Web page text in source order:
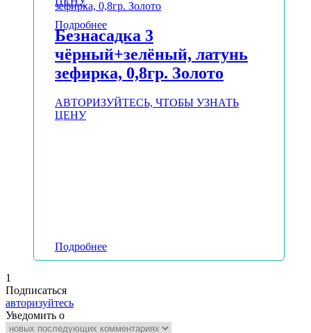
Подробнее
Безнасадка 3
чёрный+зелёный, латунь
зефирка, 0,8гр. Золото
АВТОРИЗУЙТЕСЬ, ЧТОБЫ УЗНАТЬ
ЦЕНУ
Подробнее
1
Подписаться
авторизуйтесь
Уведомить о